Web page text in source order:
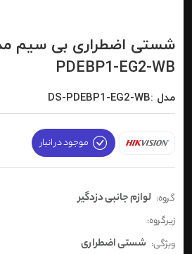
PDEBP1-EG2-WB
مدل :DS-PDEBP1-EG2-WB
موجود در انبار
گروه: لوازم جانبی دزدگیر
زیرگروه:
ویژگی: شستی اضطراری